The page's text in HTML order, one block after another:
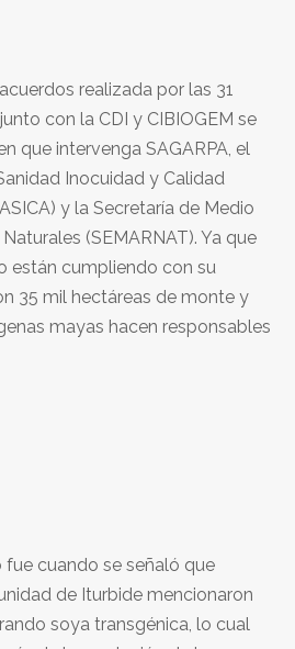
realizada por las 31
con la CDI y CIBIOGEM se
que intervenga SAGARPA, el
Inocuidad y Calidad
y la Secretaría de Medio
(SEMARNAT). Ya que
están cumpliendo con su
35 mil hectáreas de monte y
mayas hacen responsables
cuando se señaló que
de Iturbide mencionaron
soya transgénica, lo cual